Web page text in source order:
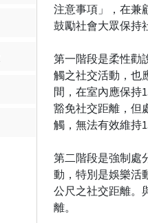
注意事項」，在兼
鼓勵社會大眾保持
第一階段是柔性勸
觸之社交活動，也
間，在室內應保持
豁免社交距離，但
觸，無法有效維持
第二階段是強制處
動，特別是娛樂活
公尺之社交距離。
離。